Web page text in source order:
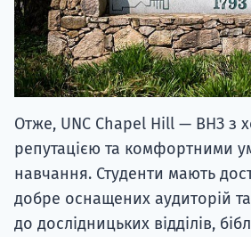
Отже, UNC Chapel Hill — ВНЗ з
репутацією та комфортними
навчання. Студенти мають
добре оснащених аудиторій
до дослідницьких відділів,